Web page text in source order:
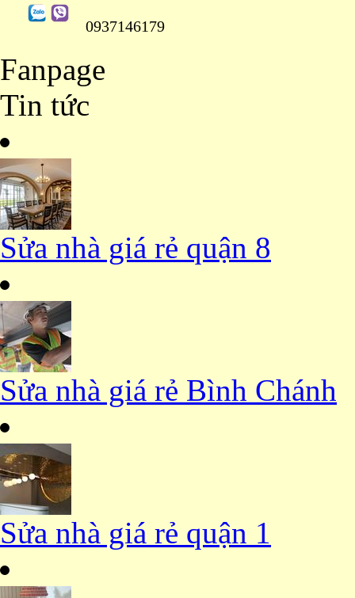
0937146179
Fanpage
Tin tức
Sửa nhà giá rẻ quận 8
Sửa nhà giá rẻ Bình Chánh
Sửa nhà giá rẻ quận 1